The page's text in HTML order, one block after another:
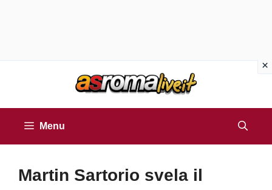
Menu
Martin Sartorio svela il